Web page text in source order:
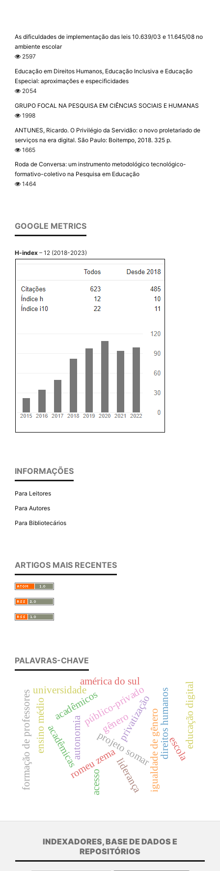
As dificuldades de implementação das leis 10.639/03 e 11.645/08 no
ambiente escolar
2597
Educação em Direitos Humanos, Educação Inclusiva e Educação
Especial: aproximações e especificidades
2054
GRUPO FOCAL NA PESQUISA EM CIÊNCIAS SOCIAIS E HUMANAS
1998
ANTUNES, Ricardo. O Privilégio da Servidão: o novo proletariado de
serviços na era digital. São Paulo: Boitempo, 2018. 325 p.
1665
Roda de Conversa: um instrumento metodológico tecnológico-
formativo-coletivo na Pesquisa em Educação
1464
GOOGLE METRICS
H-index – 12 (2018-2023)
INFORMAÇÕES
Para Leitores
Para Autores
Para Bibliotecários
ARTIGOS MAIS RECENTES
PALAVRAS-CHAVE
privatização
projeto somar
público-privado
romeu zema igualdade de gênero
acadêmicos
acadêmicas
universidade
gênero
acesso
américa do sul
direitos humanosescola
autonomia educação digital
ensino médio
formação de professores liderança
INDEXADORES, BASE DE DADOS E
REPOSITÓRIOS